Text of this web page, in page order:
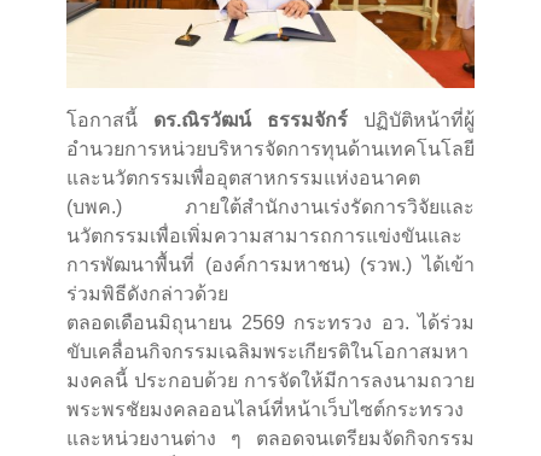
โอกาสนี้ ดร.ณิรวัฒน์ ธรรมจักร์ ปฏิบัติหน้าที่ผู้
อำนวยการหน่วยบริหารจัดการทุนด้านเทคโนโลยี
และนวัตกรรมเพื่ออุตสาหกรรมแห่งอนาคต
(บพค.) ภายใต้สำนักงานเร่งรัดการวิจัยและ
นวัตกรรมเพื่อเพิ่มความสามารถการแข่งขันและ
การพัฒนาพื้นที่ (องค์การมหาชน) (รวพ.) ได้เข้า
ร่วมพิธีดังกล่าวด้วย
ตลอดเดือนมิถุนายน 2569 กระทรวง อว. ได้ร่วม
ขับเคลื่อนกิจกรรมเฉลิมพระเกียรติในโอกาสมหา
มงคลนี้ ประกอบด้วย การจัดให้มีการลงนามถวาย
พระพรชัยมงคลออนไลน์ที่หน้าเว็บไซต์กระทรวง
และหน่วยงานต่าง ๆ ตลอดจนเตรียมจัดกิจกรรม